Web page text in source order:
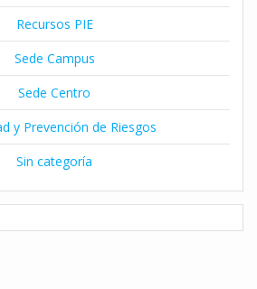
Recursos PIE
Sede Campus
Sede Centro
y Prevención de Riesgos
Sin categoría